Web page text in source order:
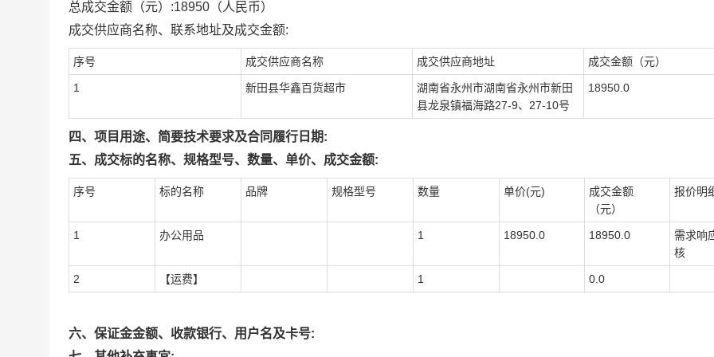
总成交金额（元）:18950 （人民币）
成交供应商名称、联系地址及成交金额:
序号 成交供应商名称 成交供应商地址 成交金额（元）
1 新田县华鑫百货超市
湖南省永州市湖南省永州市新田
县龙泉镇福海路27-9、27-10号
18950.0
四、项目用途、简要技术要求及合同履行日期:
五、成交标的名称、规格型号、数量、单价、成交金额:
序号 标的名称 品牌 规格型号 数量 单价(元)
成交金额
（元）
报价明
1 办公用品 1 18950.0 18950.0
需求响
核
2 【运费】 1 0.0
六、保证金金额、收款银行、用户名及卡号: